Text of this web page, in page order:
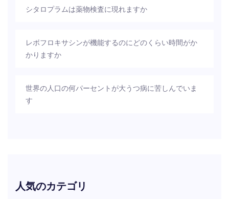
シタロプラムは薬物検査に現れますか
レボフロキサシンが機能するのにどのくらい時間がか
かりますか
世界の人口の何パーセントが大うつ病に苦しんでいま
す
人気のカテゴリ